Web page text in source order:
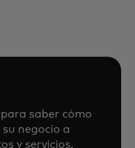
saber cómo
negocio a
y servicios.